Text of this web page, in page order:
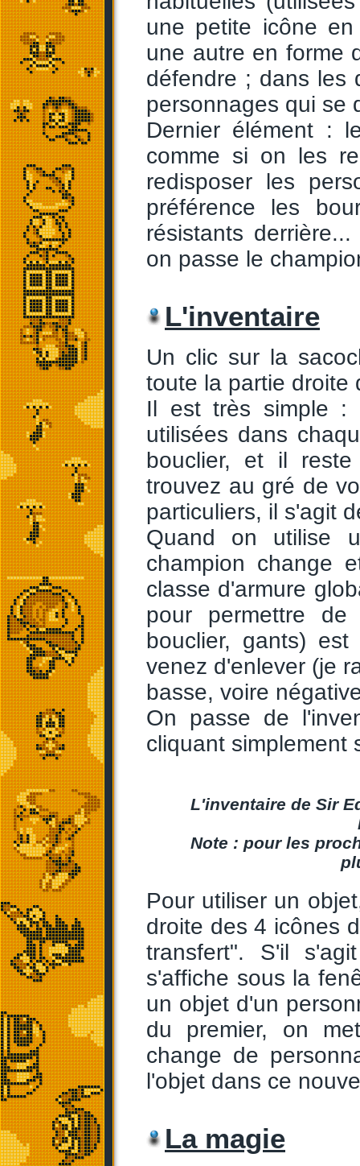
une petite icône
une autre en forme
défendre ; dans les
personnages qui se
Dernier élément :
comme si on les
redisposer les
préférence les
résistants
on passe le
L'inventaire
Un clic sur la
toute la partie droite
Il est très simple :
utilisées dans
bouclier, et il
trouvez au gré de
particuliers, il s'agit
Quand on utilise
champion change
classe d'armure
pour permettre
bouclier, gants)
venez d'enlever (je
basse, voire
On passe de
cliquant simplement
L'inventaire de Sir
Note : pour les
Pour utiliser un
droite des 4 icônes
transfert". S'il
s'affiche sous la
un objet d'un
du premier, on
change de
l'objet dans ce
La magie